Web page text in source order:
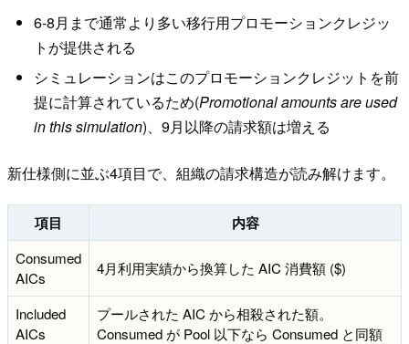
6-8月まで通常より多い移行用プロモーションクレジッ
トが提供される
シミュレーションはこのプロモーションクレジットを前
提に計算されているため(Promotional amounts are used
in this simulation)、9月以降の請求額は増える
新仕様側に並ぶ4項目で、組織の請求構造が読み解けます。
項目 内容
Consumed
AICs
4月利用実績から換算した AIC 消費額 ($)
Included
AICs
プールされた AIC から相殺された額。
Consumed が Pool 以下なら Consumed と同額